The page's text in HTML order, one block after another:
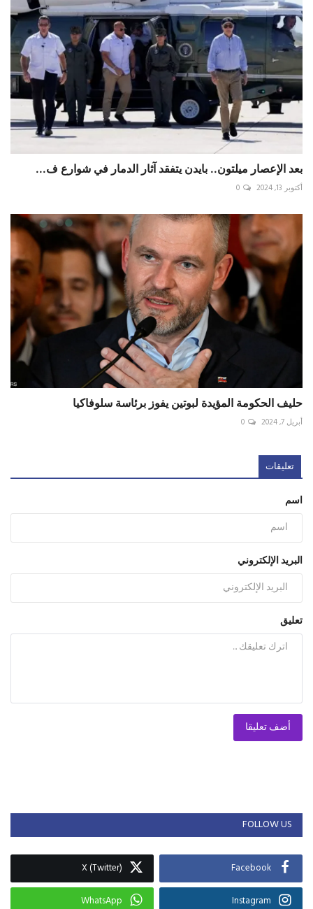
بعد الإعصار ميلتون.. بايدن يتفقد آثار الدمار في شوارع ف...
أكتوبر 13, 2024 0
حليف الحكومة المؤيدة لبوتين يفوز برئاسة سلوفاكيا
أبريل 7, 2024 0
تعليقات
اسم
البريد الإلكتروني
تعليق
أضف تعليقا
FOLLOW US
Facebook
X (Twitter)
Instagram
WhatsApp